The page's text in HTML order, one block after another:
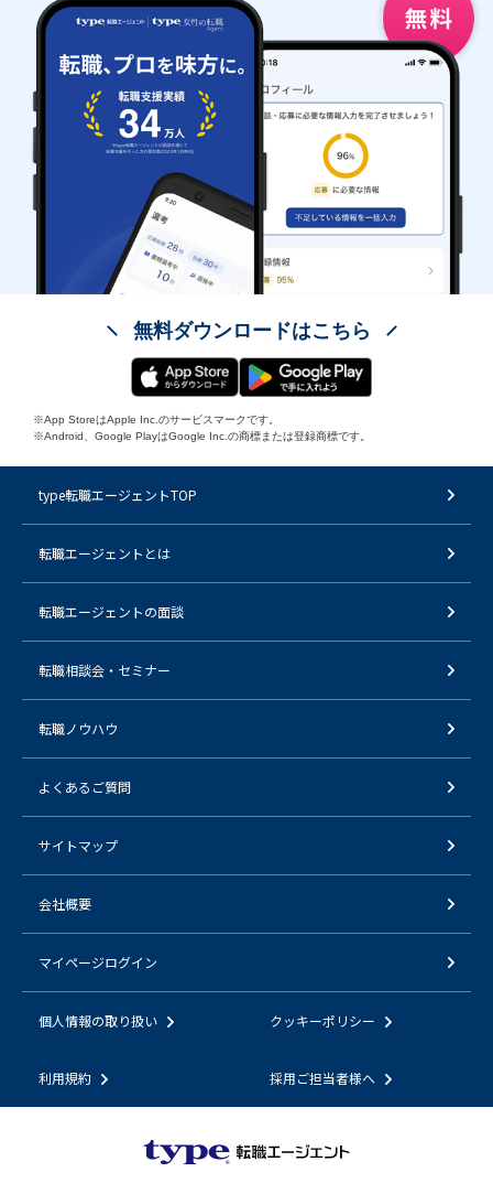
無料ダウンロードはこちら
※App StoreはApple Inc.のサービスマークです。
※Android、Google PlayはGoogle Inc.の商標または登録商標です。
type転職エージェントTOP
転職エージェントとは
転職エージェントの面談
転職相談会・セミナー
転職ノウハウ
よくあるご質問
サイトマップ
会社概要
マイページログイン
個人情報の取り扱い クッキーポリシー
利用規約 採用ご担当者様へ